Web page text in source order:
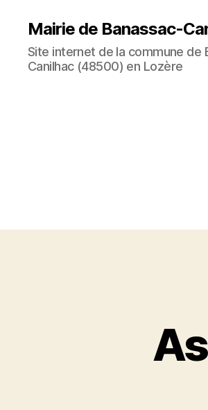
Mairie de Banassac-
Site internet de la commune de
Canilhac (48500) en Lozère